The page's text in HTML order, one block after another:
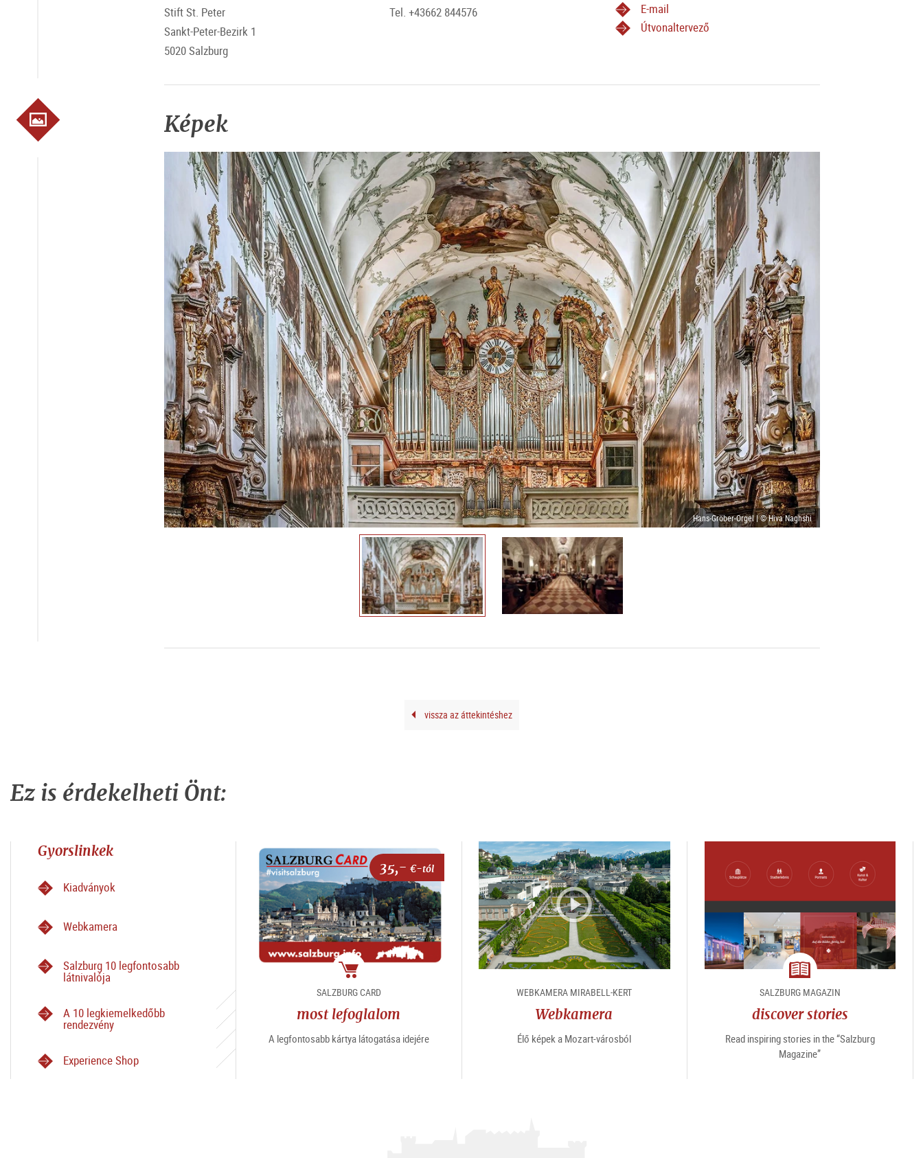
Stift St. Peter
Sankt-Peter-Bezirk 1
5020 Salzburg
Tel. +43662 844576
E-mail
Útvonaltervező
Képek
Hans-Gröber-Orgel | © Hiva Naghshi
vissza az áttekintéshez
Ez is érdekelheti Önt:
Gyorslinkek
Kiadványok
Webkamera
Salzburg 10 legfontosabb
látnivalója
A 10 legkiemelkedőbb
rendezvény
Experience Shop
35,- €-tól
Csomag
SALZBURG CARD
most lefoglalom
A legfontosabb kártya látogatása idejére
WEBKAMERA MIRABELL-KERT
Webkamera
Élő képek a Mozart-városból
magazine
SALZBURG MAGAZIN
discover stories
Read inspiring stories in the “Salzburg
Magazine”